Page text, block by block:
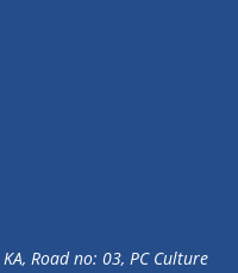
Road no: 03, PC Culture